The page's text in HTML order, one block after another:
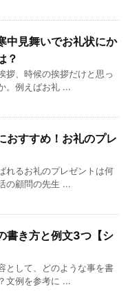
中見舞いでお礼状にか
？
拶、時候の挨拶だけと思っ
。例えばお礼 ...
おすすめ！お礼のプレ
れるお礼のプレゼントは何
の顧問の先生 ...
書き方と例文3つ【シ
として、どのような事を書
文例を参考に ...